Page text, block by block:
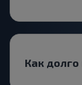
Как долго